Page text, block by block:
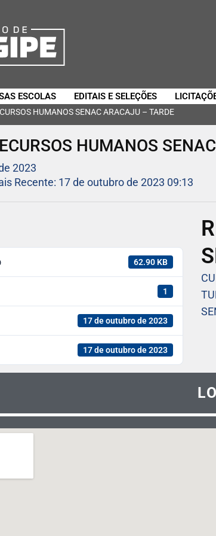
ESCOLAS EDITAIS E SELEÇÕES
HUMANOS SENAC ARACAJU – TARDE
HUMANOS
2023
Recente: 17 de outubro de 2023 09:13
62.90 KB
1
17 de outubro de 2023
17 de outubro de 2023